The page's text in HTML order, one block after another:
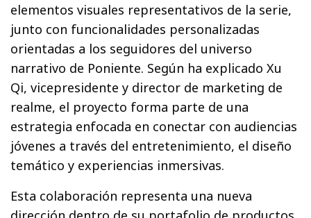
elementos visuales representativos de la serie,
junto con funcionalidades personalizadas
orientadas a los seguidores del universo
narrativo de Poniente. Según ha explicado Xu
Qi, vicepresidente y director de marketing de
realme, el proyecto forma parte de una
estrategia enfocada en conectar con audiencias
jóvenes a través del entretenimiento, el diseño
temático y experiencias inmersivas.
Esta colaboración representa una nueva